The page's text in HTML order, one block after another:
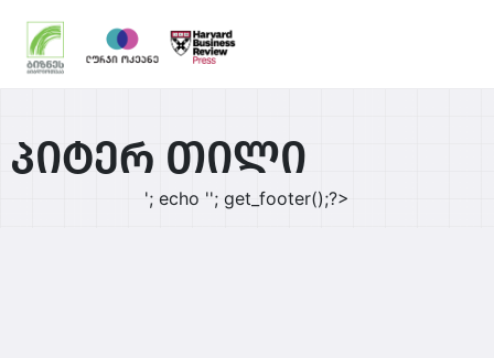
პიტერ თილი
'; echo ''; get_footer();?>